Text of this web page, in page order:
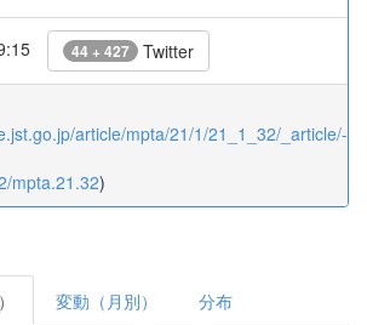
44 + 427 Twitter
article/mpta/21/1/21_1_32/_article/-
mpta.21.32)
変動（月別） 分布